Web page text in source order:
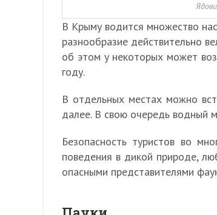
В Крыму водится множество
разнообразие действительно
об этом у некоторых может
году.
В отдельных местах можно
далее. В свою очередь водный
Безопасность туристов во
поведения в дикой природе,
опасными представителями